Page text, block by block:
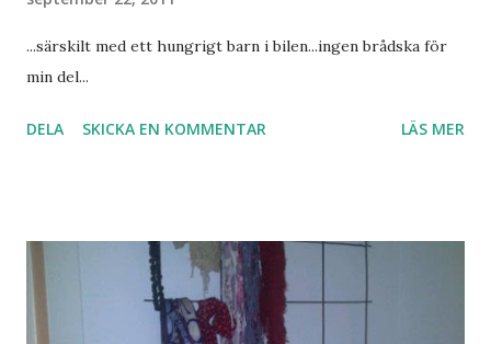
...särskilt med ett hungrigt barn i bilen...ingen brådska för
min del...
DELA SKICKA EN KOMMENTAR LÄS MER